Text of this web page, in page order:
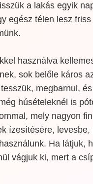
a lakás egyik
egész télen lesz friss
használva
sok belőle káros
megbarnul,
húsételeknél is
mely nagyon
ízesítésére, levesbe,
Ha látjuk,
vágjuk ki, mert a